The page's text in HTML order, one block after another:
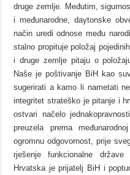
druge zemlje. Međutim,
i međunarodne, daytonske
način uredi odnose među
stalno propituje položaj
i druge zemlje pitaju o
Naše je poštivanje BiH kao
sugerirati a kamo li nametati
integritet strateško je pitanje i
ostvari načelo
preuzela prema
ogromnu odgovornost, prije
rješenje funkcionalne
Hrvatska je prijatelj BiH i